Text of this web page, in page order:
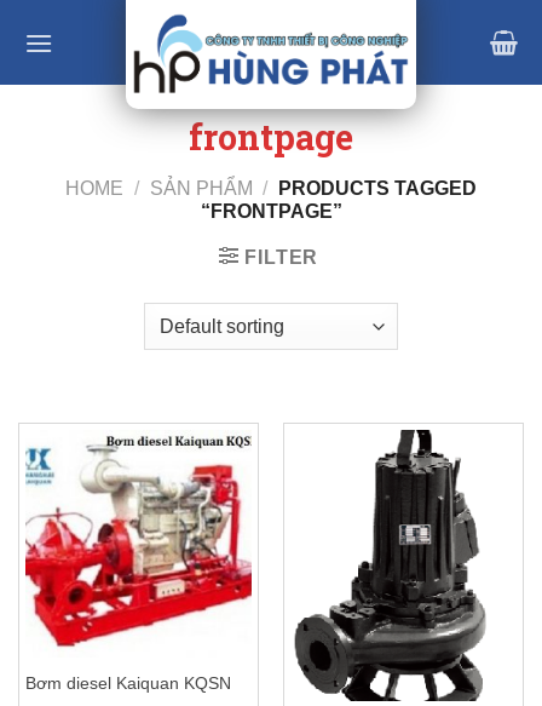
frontpage
HOME / SẢN PHẨM /
PRODUCTS TAGGED
“FRONTPAGE”
FILTER
Bơm diesel Kaiquan KQSN